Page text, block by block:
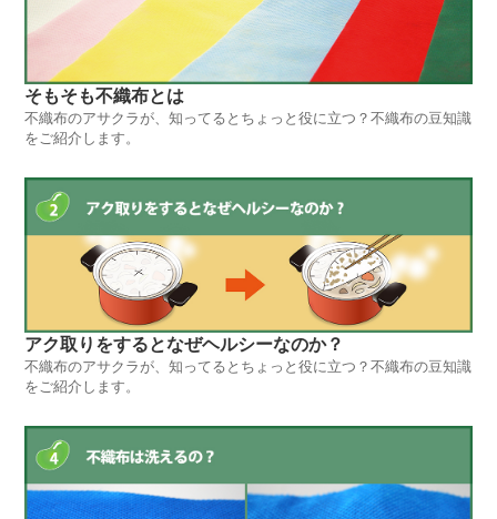
そもそも不織布とは
不織布のアサクラが、知ってるとちょっと役に立つ？不織布の豆知識
をご紹介します。
アク取りをするとなぜヘルシーなのか？
不織布のアサクラが、知ってるとちょっと役に立つ？不織布の豆知識
をご紹介します。